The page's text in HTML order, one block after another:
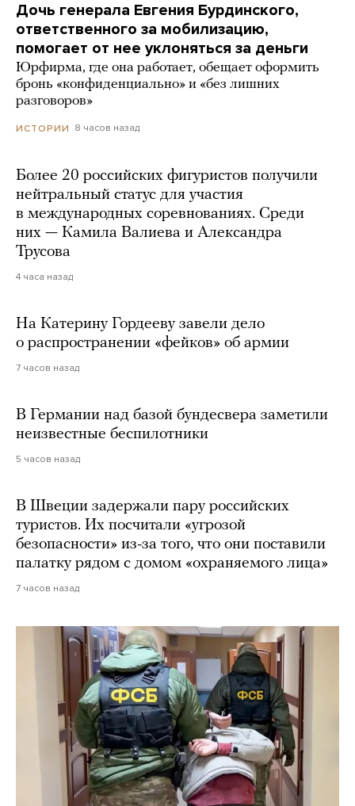
Дочь генерала Евгения Бурдинского,
ответственного за мобилизацию,
помогает от нее уклоняться за деньги
Юрфирма, где она работает, обещает оформить
бронь «конфиденциально» и «без лишних
разговоров»
ИСТОРИИ 8 часов назад
Более 20 российских фигуристов получили
нейтральный статус для участия
в международных соревнованиях. Среди
них — Камила Валиева и Александра
Трусова
4 часа назад
На Катерину Гордееву завели дело
о распространении «фейков» об армии
7 часов назад
В Германии над базой бундесвера заметили
неизвестные беспилотники
5 часов назад
В Швеции задержали пару российских
туристов. Их посчитали «угрозой
безопасности» из-за того, что они поставили
палатку рядом с домом «охраняемого лица»
7 часов назад